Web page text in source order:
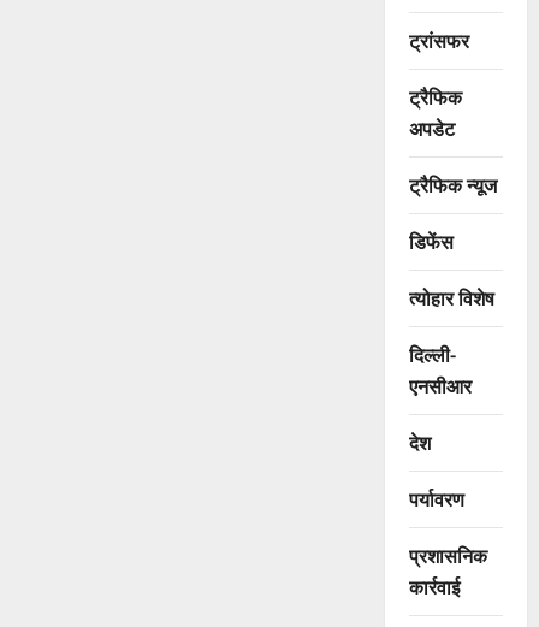
ट्रांसफर
ट्रैफिक
अपडेट
ट्रैफिक न्यूज
डिफेंस
त्योहार विशेष
दिल्ली-
एनसीआर
देश
पर्यावरण
प्रशासनिक
कार्रवाई